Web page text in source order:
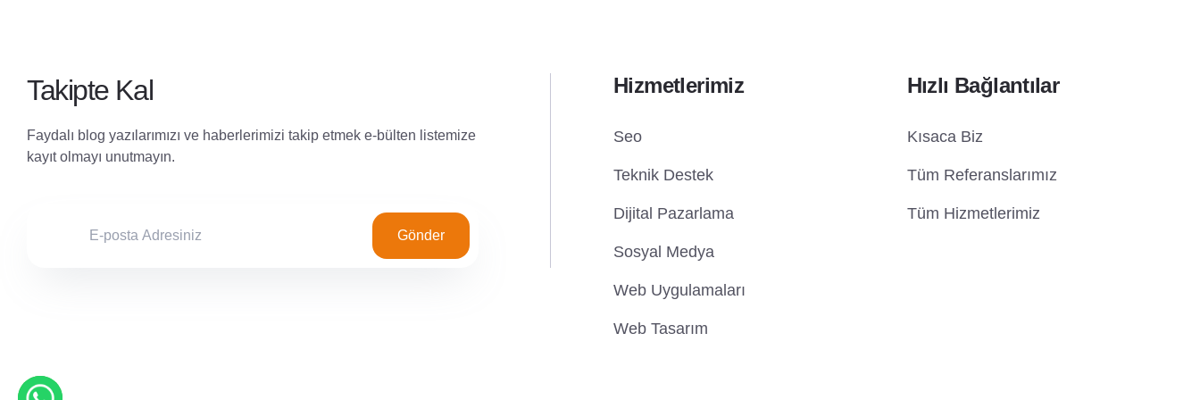
Takipte Kal
Faydalı blog yazılarımızı ve haberlerimizi takip etmek e-bülten listemize
kayıt olmayı unutmayın.
Gönder
Hizmetlerimiz
Seo
Teknik Destek
Dijital Pazarlama
Sosyal Medya
Web Uygulamaları
Web Tasarım
Hızlı Bağlantılar
Kısaca Biz
Tüm Referanslarımız
Tüm Hizmetlerimiz